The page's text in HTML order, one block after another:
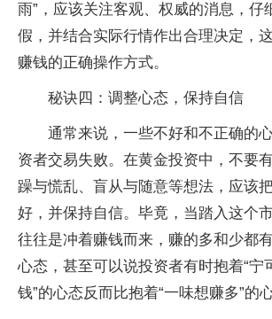
雨”，应该关注客观、权威的消息，仔
假，并结合实际行情作出合理决定，
赚钱的正确操作方式。
秘诀四：调整心态，保持自信
通常来说，一些不好和不正确的
资者交易失败。在黄金投资中，不要
躁与慌乱、盲从与随意等想法，应该
好，并保持自信。毕竟，当踏入这个
往往是冲着赚钱而来，赚的多和少都
心态，甚至可以说投资者有时抱着“宁
钱”的心态反而比抱着“一味想赚多”的